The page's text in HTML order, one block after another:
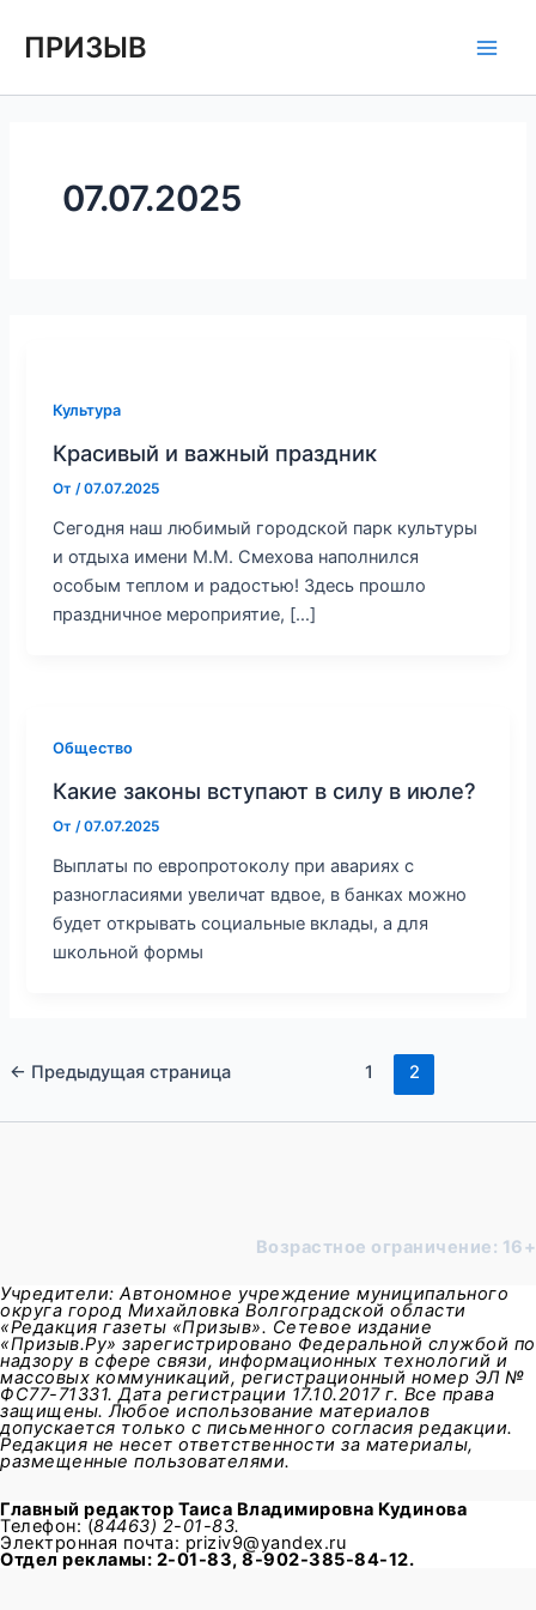
ПРИЗЫВ
07.07.2025
Культура
Красивый и важный праздник
От/07.07.2025
Сегодня наш любимый городской парк культуры
и отдыха имени М.М. Смехова наполнился
особым теплом и радостью! Здесь прошло
праздничное мероприятие, […]
Общество
Какие законы вступают в силу в июле?
От/07.07.2025
Выплаты по европротоколу при авариях с
разногласиями увеличат вдвое, в банках можно
будет открывать социальные вклады, а для
школьной формы
навигация
← Предыдущая страница 1 2
Возрастное ограничение: 16+
Учредители: Автономное учреждение муниципального
округа город Михайловка Волгоградской области
«Редакция газеты «Призыв». Сетевое издание
«Призыв.Ру» зарегистрировано Федеральной службой по
надзору в сфере связи, информационных технологий и
массовых коммуникаций, регистрационный номер ЭЛ №
ФС77-71331. Дата регистрации 17.10.2017 г. Все права
защищены. Любое использование материалов
допускается только с письменного согласия редакции.
Редакция не несет ответственности за материалы,
размещенные пользователями.
Главный редактор Таиса Владимировна Кудинова
Телефон: (84463) 2-01-83.
Электронная почта: priziv9@yandex.ru
Отдел рекламы: 2-01-83, 8-902-385-84-12.